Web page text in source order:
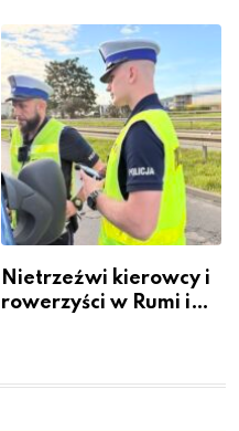
Warszawskiego
Nietrzeźwi kierowcy i
rowerzyści w Rumi i